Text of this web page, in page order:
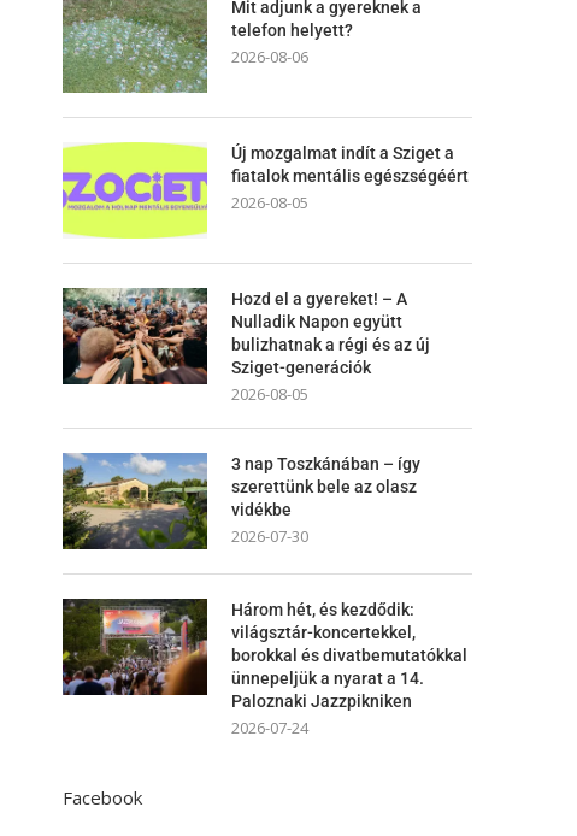
Mit adjunk a gyereknek a
telefon helyett?
2026-08-06
Új mozgalmat indít a Sziget a
fiatalok mentális egészségéért
2026-08-05
Hozd el a gyereket! – A
Nulladik Napon együtt
bulizhatnak a régi és az új
Sziget-generációk
2026-08-05
3 nap Toszkánában – így
szerettünk bele az olasz
vidékbe
2026-07-30
Három hét, és kezdődik:
világsztár-koncertekkel,
borokkal és divatbemutatókkal
ünnepeljük a nyarat a 14.
Paloznaki Jazzpikniken
2026-07-24
Facebook